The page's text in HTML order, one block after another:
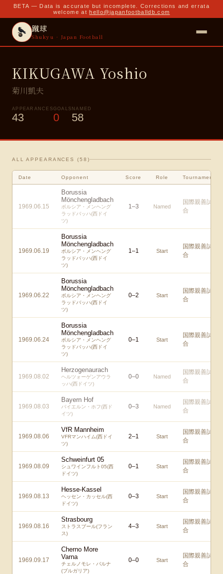
BETA — Data is accurate but incomplete. Corrections and errata
welcome at hello@japanfootballdb.com
蹴球
Shukyu · Japan Football
KIKUGAWA Yoshio
菊川凱夫
APPEARANCES
43
GOALS
0
NAMED
58
ALL APPEARANCES (58 )
Date Opponent Score Role Tournament
1969.06.15
Borussia
Mönchengladbach
ボルシア・メンヘング
ラッドバッハ(西ドイ
ツ)
1–3 Named
国際親善試
合
1969.06.19
Borussia
Mönchengladbach
ボルシア・メンヘング
ラッドバッハ(西ドイ
ツ)
1–1 Start
国際親善試
合
1969.06.22
Borussia
Mönchengladbach
ボルシア・メンヘング
ラッドバッハ(西ドイ
ツ)
0–2 Start
国際親善試
合
1969.06.24
Borussia
Mönchengladbach
ボルシア・メンヘング
ラッドバッハ(西ドイ
ツ)
0–1 Start
国際親善試
合
1969.08.02
Herzogenaurach
ヘルツォーゲンアウラ
ッハ(西ドイツ)
0–0 Named
国際親善試
合
1969.08.03
Bayern Hof
バイエルン・ホフ(西ド
イツ)
0–3 Named
国際親善試
合
1969.08.06
VfR Mannheim
VFRマンハイム(西ドイ
ツ)
2–1 Start
国際親善試
合
1969.08.09
Schweinfurt 05
シュワインフルト05(西
ドイツ)
0–1 Start
国際親善試
合
1969.08.13
Hesse-Kassel
ヘッセン・カッセル(西
ドイツ)
0–3 Start
国際親善試
合
1969.08.16
Strasbourg
ストラスブール(フラン
ス)
4–3 Start
国際親善試
合
1969.09.17
Cherno More
Varna
チェルノモレ・バルナ
(ブルガリア)
0–0 Start
国際親善試
合